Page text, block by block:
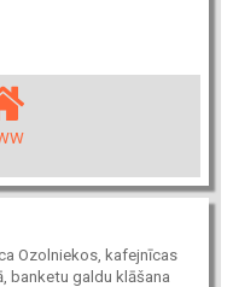
Ozolniekos, kafejnīcas
banketu galdu klāšana